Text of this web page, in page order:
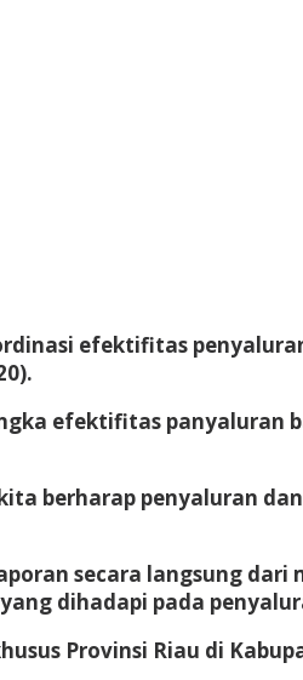
efektifitas
efektifitas panyaluran
berharap penyaluran
secara langsung dari
dihadapi pada
Provinsi Riau di